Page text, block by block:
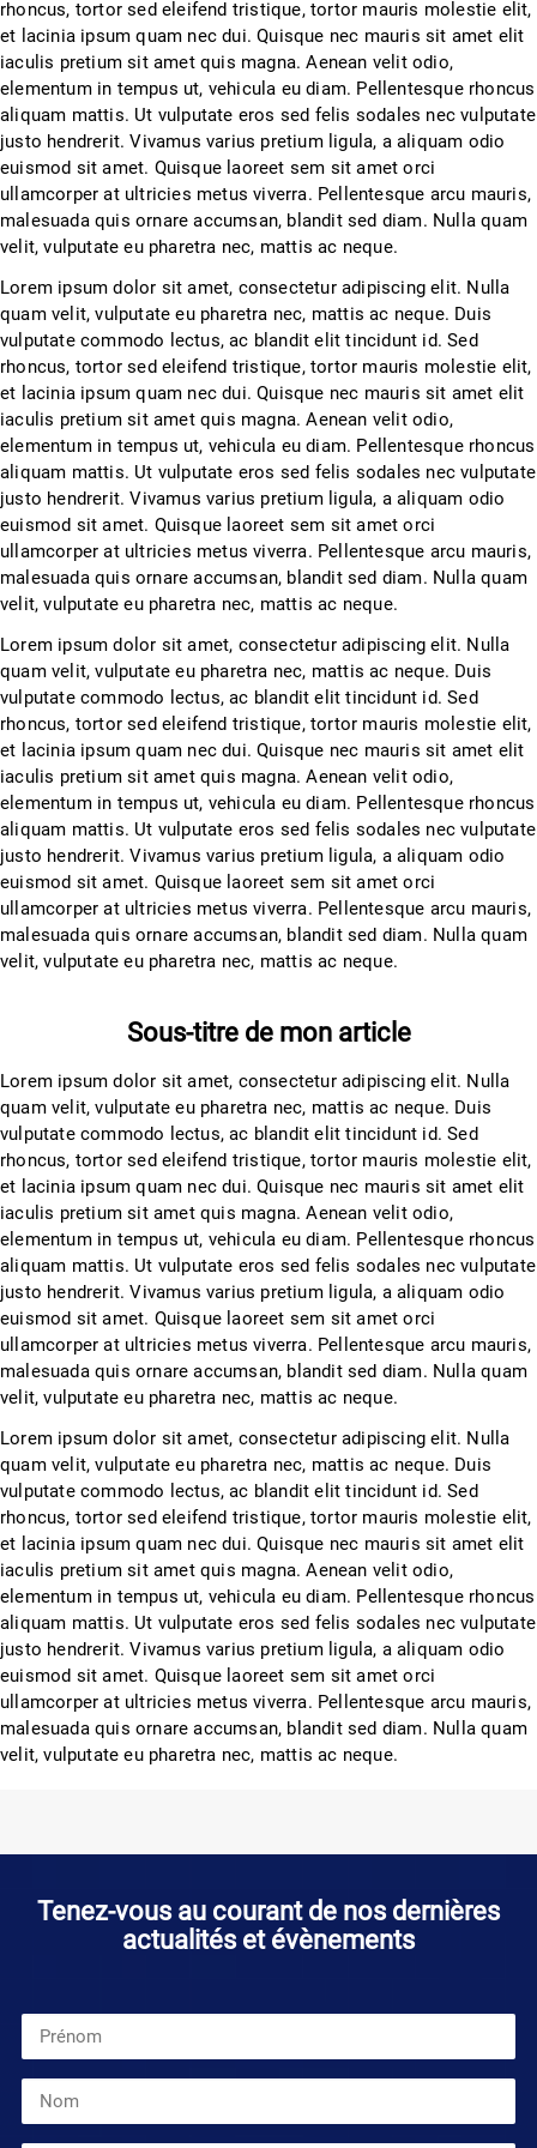
rhoncus, tortor sed eleifend tristique, tortor mauris molestie elit,
et lacinia ipsum quam nec dui. Quisque nec mauris sit amet elit
iaculis pretium sit amet quis magna. Aenean velit odio,
elementum in tempus ut, vehicula eu diam. Pellentesque rhoncus
aliquam mattis. Ut vulputate eros sed felis sodales nec vulputate
justo hendrerit. Vivamus varius pretium ligula, a aliquam odio
euismod sit amet. Quisque laoreet sem sit amet orci
ullamcorper at ultricies metus viverra. Pellentesque arcu mauris,
malesuada quis ornare accumsan, blandit sed diam. Nulla quam
velit, vulputate eu pharetra nec, mattis ac neque.
Lorem ipsum dolor sit amet, consectetur adipiscing elit. Nulla
quam velit, vulputate eu pharetra nec, mattis ac neque. Duis
vulputate commodo lectus, ac blandit elit tincidunt id. Sed
rhoncus, tortor sed eleifend tristique, tortor mauris molestie elit,
et lacinia ipsum quam nec dui. Quisque nec mauris sit amet elit
iaculis pretium sit amet quis magna. Aenean velit odio,
elementum in tempus ut, vehicula eu diam. Pellentesque rhoncus
aliquam mattis. Ut vulputate eros sed felis sodales nec vulputate
justo hendrerit. Vivamus varius pretium ligula, a aliquam odio
euismod sit amet. Quisque laoreet sem sit amet orci
ullamcorper at ultricies metus viverra. Pellentesque arcu mauris,
malesuada quis ornare accumsan, blandit sed diam. Nulla quam
velit, vulputate eu pharetra nec, mattis ac neque.
Lorem ipsum dolor sit amet, consectetur adipiscing elit. Nulla
quam velit, vulputate eu pharetra nec, mattis ac neque. Duis
vulputate commodo lectus, ac blandit elit tincidunt id. Sed
rhoncus, tortor sed eleifend tristique, tortor mauris molestie elit,
et lacinia ipsum quam nec dui. Quisque nec mauris sit amet elit
iaculis pretium sit amet quis magna. Aenean velit odio,
elementum in tempus ut, vehicula eu diam. Pellentesque rhoncus
aliquam mattis. Ut vulputate eros sed felis sodales nec vulputate
justo hendrerit. Vivamus varius pretium ligula, a aliquam odio
euismod sit amet. Quisque laoreet sem sit amet orci
ullamcorper at ultricies metus viverra. Pellentesque arcu mauris,
malesuada quis ornare accumsan, blandit sed diam. Nulla quam
velit, vulputate eu pharetra nec, mattis ac neque.
Sous-titre de mon article
Lorem ipsum dolor sit amet, consectetur adipiscing elit. Nulla
quam velit, vulputate eu pharetra nec, mattis ac neque. Duis
vulputate commodo lectus, ac blandit elit tincidunt id. Sed
rhoncus, tortor sed eleifend tristique, tortor mauris molestie elit,
et lacinia ipsum quam nec dui. Quisque nec mauris sit amet elit
iaculis pretium sit amet quis magna. Aenean velit odio,
elementum in tempus ut, vehicula eu diam. Pellentesque rhoncus
aliquam mattis. Ut vulputate eros sed felis sodales nec vulputate
justo hendrerit. Vivamus varius pretium ligula, a aliquam odio
euismod sit amet. Quisque laoreet sem sit amet orci
ullamcorper at ultricies metus viverra. Pellentesque arcu mauris,
malesuada quis ornare accumsan, blandit sed diam. Nulla quam
velit, vulputate eu pharetra nec, mattis ac neque.
Lorem ipsum dolor sit amet, consectetur adipiscing elit. Nulla
quam velit, vulputate eu pharetra nec, mattis ac neque. Duis
vulputate commodo lectus, ac blandit elit tincidunt id. Sed
rhoncus, tortor sed eleifend tristique, tortor mauris molestie elit,
et lacinia ipsum quam nec dui. Quisque nec mauris sit amet elit
iaculis pretium sit amet quis magna. Aenean velit odio,
elementum in tempus ut, vehicula eu diam. Pellentesque rhoncus
aliquam mattis. Ut vulputate eros sed felis sodales nec vulputate
justo hendrerit. Vivamus varius pretium ligula, a aliquam odio
euismod sit amet. Quisque laoreet sem sit amet orci
ullamcorper at ultricies metus viverra. Pellentesque arcu mauris,
malesuada quis ornare accumsan, blandit sed diam. Nulla quam
velit, vulputate eu pharetra nec, mattis ac neque.
Tenez-vous au courant de nos dernières
actualités et évènements